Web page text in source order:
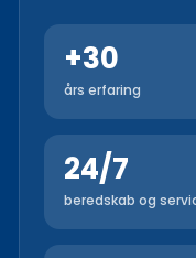
+30
års erfaring
24/7
beredskab og